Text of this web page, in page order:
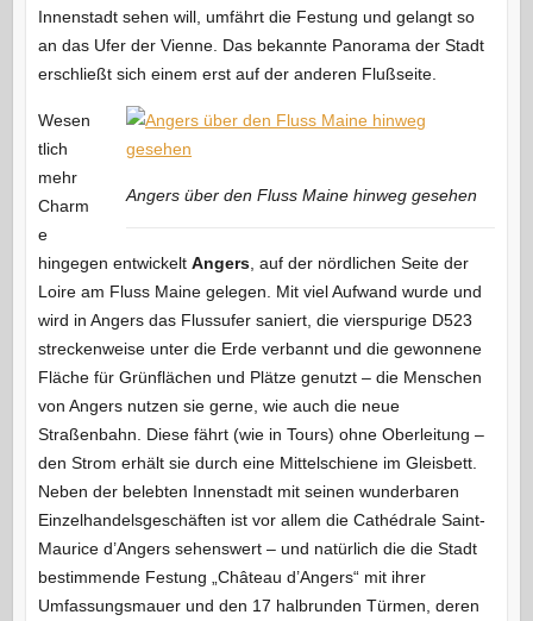
Innenstadt sehen will, umfährt die Festung und gelangt so
an das Ufer der Vienne. Das bekannte Panorama der Stadt
erschließt sich einem erst auf der anderen Flußseite.
Angers über den Fluss Maine hinweg gesehen
Wesen
tlich
mehr
Charm
e
hingegen entwickelt Angers, auf der nördlichen Seite der
Loire am Fluss Maine gelegen. Mit viel Aufwand wurde und
wird in Angers das Flussufer saniert, die vierspurige D523
streckenweise unter die Erde verbannt und die gewonnene
Fläche für Grünflächen und Plätze genutzt – die Menschen
von Angers nutzen sie gerne, wie auch die neue
Straßenbahn. Diese fährt (wie in Tours) ohne Oberleitung –
den Strom erhält sie durch eine Mittelschiene im Gleisbett.
Neben der belebten Innenstadt mit seinen wunderbaren
Einzelhandelsgeschäften ist vor allem die Cathédrale Saint-
Maurice d’Angers sehenswert – und natürlich die die Stadt
bestimmende Festung „Château d’Angers“ mit ihrer
Umfassungsmauer und den 17 halbrunden Türmen, deren